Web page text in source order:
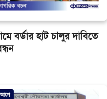
বর্ডার হাট চালুর দাবিতে
আগে